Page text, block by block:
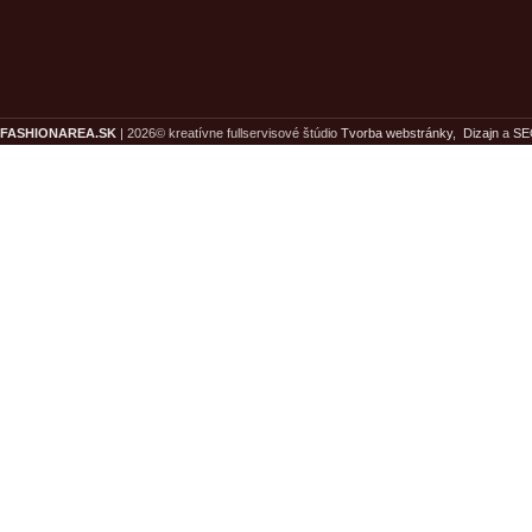
FASHIONAREA.SK | 2026© kreatívne fullservisové štúdio Tvorba webstránky, Dizajn a